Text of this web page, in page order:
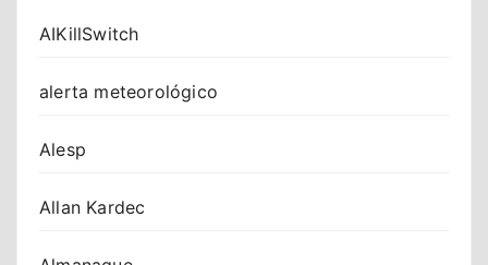
AIKillSwitch
alerta meteorológico
Alesp
Allan Kardec